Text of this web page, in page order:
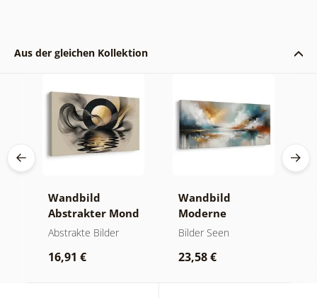
Aus der gleichen Kollektion
Wandbild
Abstrakter Mond
am Wasser
Abstrakte Bilder
16,91 €
Wandbild
Moderne
Abstraktion mit
Bilder Seen
23,58 €